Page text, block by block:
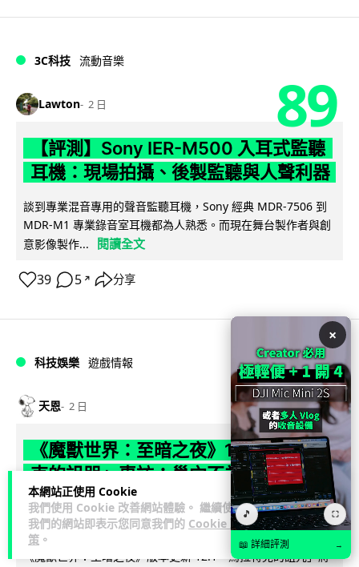
本網站正使用 Cookie
我們使用 Cookie 改善網站體驗。 繼續使用
我們的網站即表示您同意我們的 Cookie 政
策 。
3C科技 流動音樂
Lawton 2 日 89
【評測】Sony IER-M500 入耳式監聽
耳機：現場拍攝、後製監聽與人聲利器
談到專業混音專用的聲音監聽耳機，Sony 經典 MDR-7506 到
MDR-M1 專業錄音室耳機都為人熟悉。而現在舞台製作者與創
意影像製作...
閱讀全文
39 5 ↗ 分享
科技娛樂 遊戲情報
天恩 2 日
《魔獸世界：至暗之夜》12.1 「烏拉特
克的詛咒」專訪：巢穴不為提高世界首
領門檻而設 《諸王之眠》縮短約 10 分
鐘
《魔獸世界：至暗之夜》版本更新 12.1「烏拉特克的詛咒」將
×
🎵 ⛶
📖 詳細評測 →